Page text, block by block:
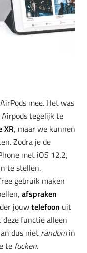
mee. Het was
tegelijk te
XR, maar we kunnen
Zodra je de
met iOS 12.2,
te stellen.
gebruik maken
afspraken
jouwtelefoon uit
functie alleen
dus niet randomin
te fucken.